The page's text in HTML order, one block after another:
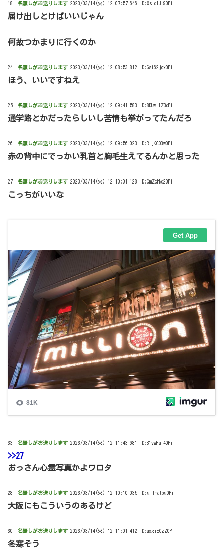
18: 名無しがお送りします 2023/03/14(火) 12:07:57.646 ID:Xslq1UL90Pi
届け出しとけばいいじゃん
何故つかまりに行くのか
24: 名無しがお送りします 2023/03/14(火) 12:08:53.812 ID:Gsi62jox0Pi
ほう、いいですねえ
25: 名無しがお送りします 2023/03/14(火) 12:09:41.583 ID:8DUwL1Z3dPi
通学路とかだったらしいし苦情も挙がってたんだろ
26: 名無しがお送りします 2023/03/14(火) 12:09:56.023 ID:R+jKCO3w0Pi
赤の背中にでっかい乳首と胸毛生えてるんかと思った
27: 名無しがお送りします 2023/03/14(火) 12:10:01.128 ID:CmZchNd20Pi
こっちがいいな
33: 名無しがお送りします 2023/03/14(火) 12:11:43.681 ID:B1vwFaI40Pi
>>27
おっさん心霊写真かよワロタ
28: 名無しがお送りします 2023/03/14(火) 12:10:10.035 ID:glImatbg0Pi
大阪にもこういうのあるけど
30: 名無しがお送りします 2023/03/14(火) 12:11:01.412 ID:axgiEOzZ0Pi
冬寒そう